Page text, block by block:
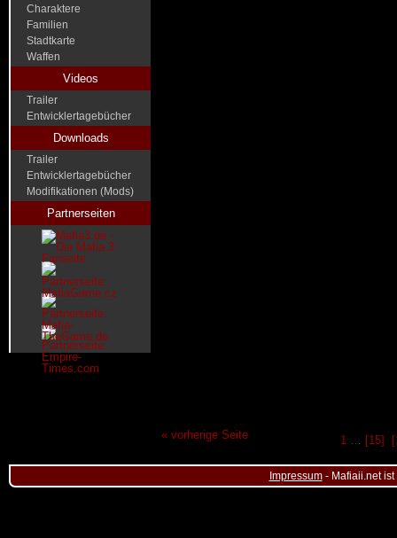
Charaktere
Familien
Stadtkarte
Waffen
Videos
Trailer
Entwicklertagebücher
Downloads
Trailer
Entwicklertagebücher
Modifikationen (Mods)
Partnerseiten
« vorherige Seite 1 … [15]
Impressum- Mafiaii.net ist